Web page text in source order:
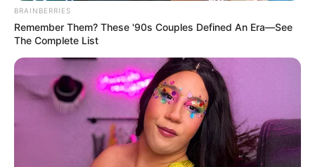
BRAINBERRIES
Remember Them? These '90s Couples Defined An Era—See
The Complete List